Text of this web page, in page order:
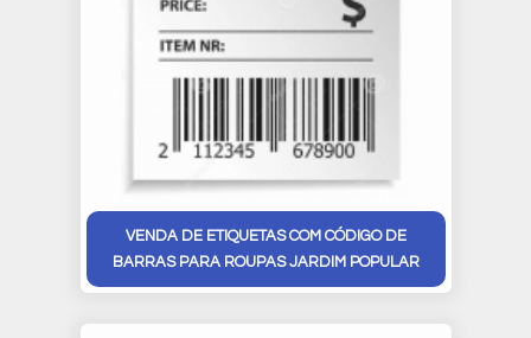
VENDA DE ETIQUETAS COM CÓDIGO DE
BARRAS PARA ROUPAS JARDIM POPULAR